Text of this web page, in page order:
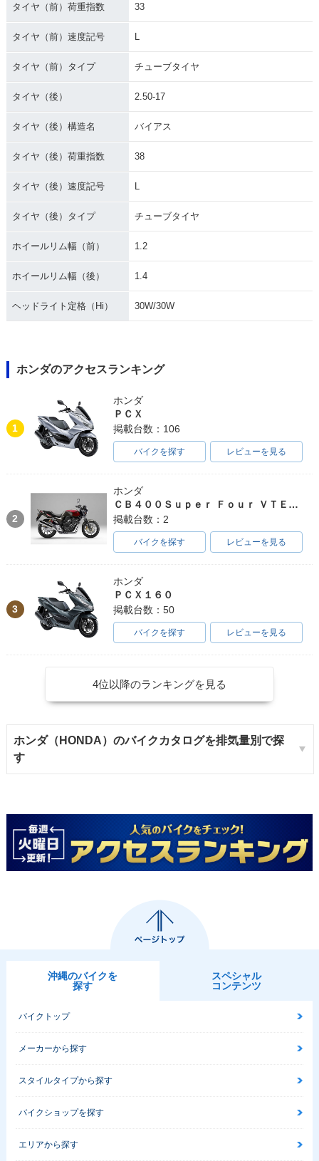
タイヤ（前）荷重指数 33
タイヤ（前）速度記号
タイヤ（前）タイプ チューブタイヤ
タイヤ（後） 2.50-17
タイヤ（後）構造名 バイアス
タイヤ（後）荷重指数 38
タイヤ（後）速度記号
タイヤ（後）タイプ チューブタイヤ
ホイールリム幅（前） 1.2
ホイールリム幅（後） 1.4
ヘッドライト定格（Hi） 30W/30W
ホンダのアクセスランキング
1
ホンダ
ＰＣＸ
掲載台数：106
バイクを探す レビューを見る
2
ホンダ
ＣＢ４００Ｓｕｐｅｒ Ｆｏｕｒ ＶＴＥＣ ＳＰＥＣ３
掲載台数：2
バイクを探す レビューを見る
3
ホンダ
ＰＣＸ１６０
掲載台数：50
バイクを探す レビューを見る
4位以降のランキングを見る
ホンダ（HONDA）のバイクカタログを排気量別で探
す
沖縄のバイクを
探す
スペシャル
コンテンツ
バイクトップ
メーカーから探す
スタイルタイプから探す
バイクショップを探す
エリアから探す